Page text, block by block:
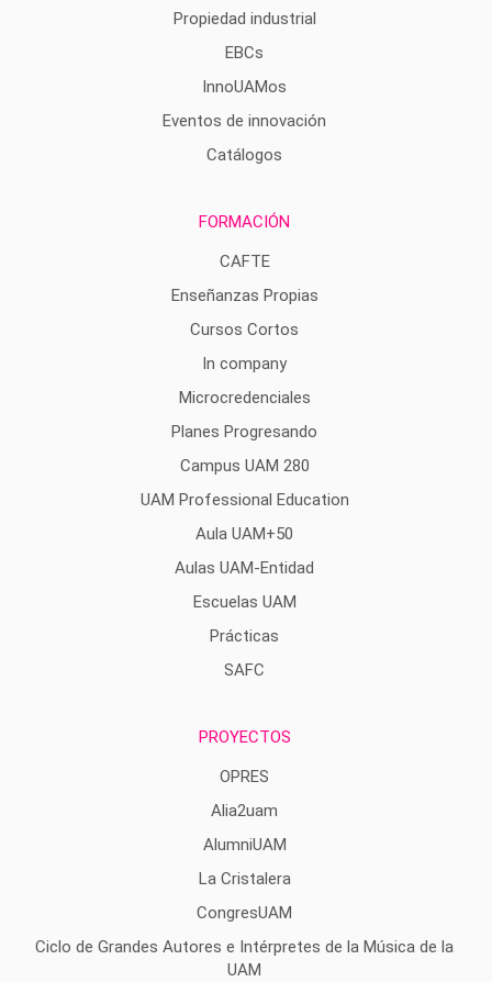
Propiedad industrial
EBCs
InnoUAMos
Eventos de innovación
Catálogos
FORMACIÓN
CAFTE
Enseñanzas Propias
Cursos Cortos
In company
Microcredenciales
Planes Progresando
Campus UAM 280
UAM Professional Education
Aula UAM+50
Aulas UAM-Entidad
Escuelas UAM
Prácticas
SAFC
PROYECTOS
OPRES
Alia2uam
AlumniUAM
La Cristalera
CongresUAM
Ciclo de Grandes Autores e Intérpretes de la Música de la
UAM